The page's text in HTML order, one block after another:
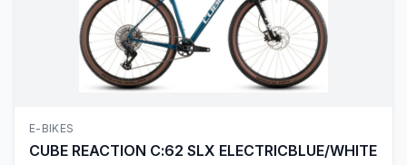
E-BIKES
CUBE REACTION C:62 SLX ELECTRICBLUE/WHITE